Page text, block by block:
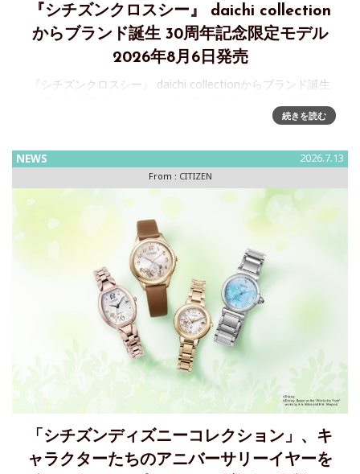
『シチズンクロスシー』 daichi collection
からブランド誕生 30周年記念限定モデル
2026年8月6日発売
『シチズンクロスシー』 daichi collectionからブランド誕生
会社は、上品で凛としたデザインに、使いやすい機能を兼ね
続きを読む
NEWS 2026.7.13
From : CITIZEN
「シチズンディズニーコレクション」、キ
ャラクターたちのアニバーサリーイヤーを